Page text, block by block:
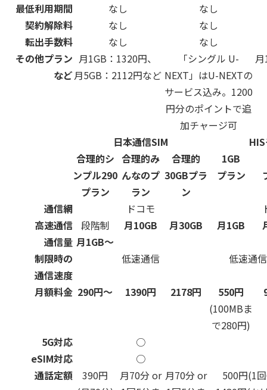
最低利用期間
なし
なし
契約解除料
なし
なし
転出手数料
なし
なし
その他プラン
など
月1GB：1320円、
月5GB：2112円など
「シングル U-
NEXT」はU-NEXTの
サービス込み。1200
円分のポイントで追
加チャージ可
日本通信SIM
合理的シ
ンプル290
プラン
合理的み
んなのプ
ラン
合理的
30GBプラ
ン
1GB
プラン
通信網 ドコモ
高速通信
通信量
段階制
月1GB～
月10GB 月30GB 月1GB
制限時の
通信速度
低速通信 低速通
月額料金 290円～ 1390円 2178円
550円
(100MBま
で280円)
5G対応
○
eSIM対応
○
通話定額
390円
月70分 or 月70分 or
500円(1